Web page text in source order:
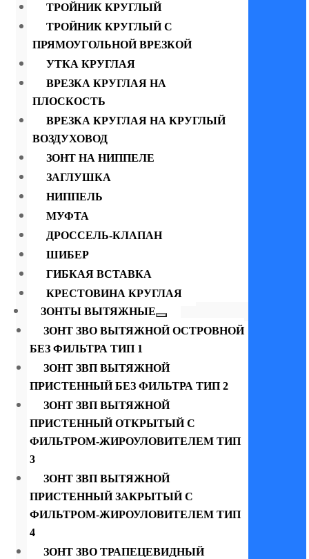
ТРОЙНИК КРУГЛЫЙ
ТРОЙНИК КРУГЛЫЙ С
ПРЯМОУГОЛЬНОЙ ВРЕЗКОЙ
УТКА КРУГЛАЯ
ВРЕЗКА КРУГЛАЯ НА
ПЛОСКОСТЬ
ВРЕЗКА КРУГЛАЯ НА КРУГЛЫЙ
ВОЗДУХОВОД
ЗОНТ НА НИППЕЛЕ
ЗАГЛУШКА
НИППЕЛЬ
МУФТА
ДРОССЕЛЬ-КЛАПАН
ШИБЕР
ГИБКАЯ ВСТАВКА
КРЕСТОВИНА КРУГЛАЯ
ЗОНТЫ ВЫТЯЖНЫЕ
ЗОНТ ЗВО ВЫТЯЖНОЙ ОСТРОВНОЙ
БЕЗ ФИЛЬТРА ТИП 1
ЗОНТ ЗВП ВЫТЯЖНОЙ
ПРИСТЕННЫЙ БЕЗ ФИЛЬТРА ТИП 2
ЗОНТ ЗВП ВЫТЯЖНОЙ
ПРИСТЕННЫЙ ОТКРЫТЫЙ С
ФИЛЬТРОМ-ЖИРОУЛОВИТЕЛЕМ ТИП
3
ЗОНТ ЗВП ВЫТЯЖНОЙ
ПРИСТЕННЫЙ ЗАКРЫТЫЙ С
ФИЛЬТРОМ-ЖИРОУЛОВИТЕЛЕМ ТИП
4
ЗОНТ ЗВО ТРАПЕЦЕВИДНЫЙ